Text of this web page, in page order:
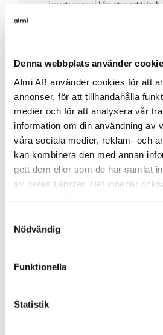
Denna webbplats använder
Almi AB använder cookies för att
annonser, för att tillhandahålla
medier och för att analysera vår
information om din användning av
våra sociala medier, reklam- och
kan kombinera den med annan
gett dem eller som de har samlat
av deras tjänster. Det innebär
Om du klickar på avvisa kommer
eller delning av information enligt
förutom för kakor som är
ska fungera se mer under
Nödvändig
Funktionella
Statistik
investeringar i klimatsmart teknik
Läs mer om
resa och
hållbar tillväxt.